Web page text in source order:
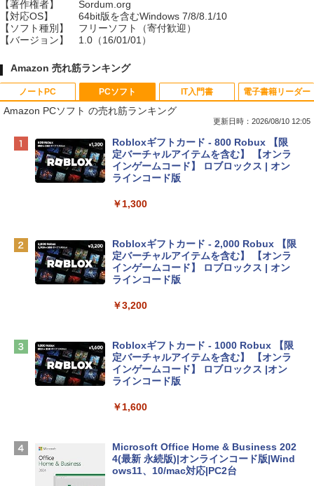
【著作権者】
Sordum.org
【対応OS】
64bit版を含むWindows 7/8/8.1/10
【ソフト種別】
フリーソフト（寄付歓迎）
【バージョン】
1.0（16/01/01）
Amazon 売れ筋ランキング
ノートPC
Apple 2026 MacBook Neo A18 Proチッ
プ搭載13インチノートブック：AIとAppl
e Intelligenceのために設計、Liquid Ret
inaディスプレイ、8GBユニファイドメモ
eTime HDカメラ - インディゴ
tomtoc 360°保護 15.6 16インチ パソコ
ンケース Dell NEC Lavie ASUS HP dyna
【Amazon.co.jp限定】 HP ノートパソコ
ン 15-fd 15.6インチ 16GBメモリ 512GB
SSD インテル Core 5
￥129,800
Apple 2026 MacBook Air M5チップ搭載
13インチノートブック：AIとApple Intell
igence、13.6インチLiquid Retinaディ
PCソフト
Amazon PCソフト の売れ筋ランキング
更新日時：2026/08/10 12:05
Robloxギフトカード - 800 Robux 【限
定バーチャルアイテムを含む】 【オンラ
インゲームコード】 ロブロックス | オン
ラインコード版
￥1,300
Robloxギフトカード - 2,000 Robux 【限
定バーチャルアイテムを含む】 【オンラ
インゲームコード】 ロブロックス | オン
ラインコード版
￥3,200
Robloxギフトカード - 1000 Robux 【限
定バーチャルアイテムを含む】 【オンラ
インゲームコード】 ロブロックス |オン
ラインコード版
￥1,600
Microsoft Office Home & Business 202
4(最新 永続版)|オンラインコード版|Wind
ows11、10/mac対応|PC2台
IT入門書 電子書籍リーダー